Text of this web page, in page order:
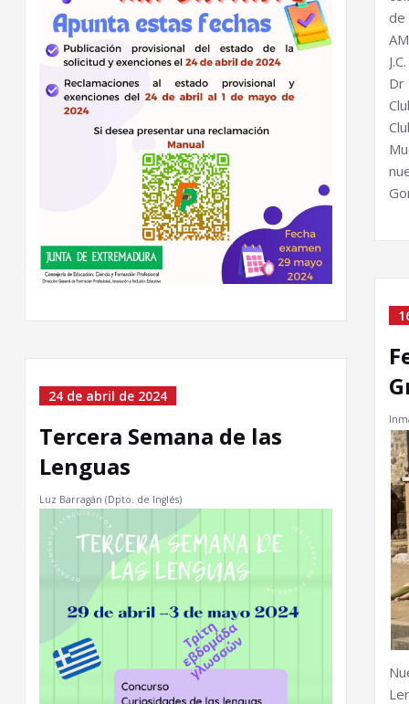
24 de abril de 2024
Tercera Semana de las
Lenguas
Luz Barragán (Dpto. de Inglés)
de
Dr